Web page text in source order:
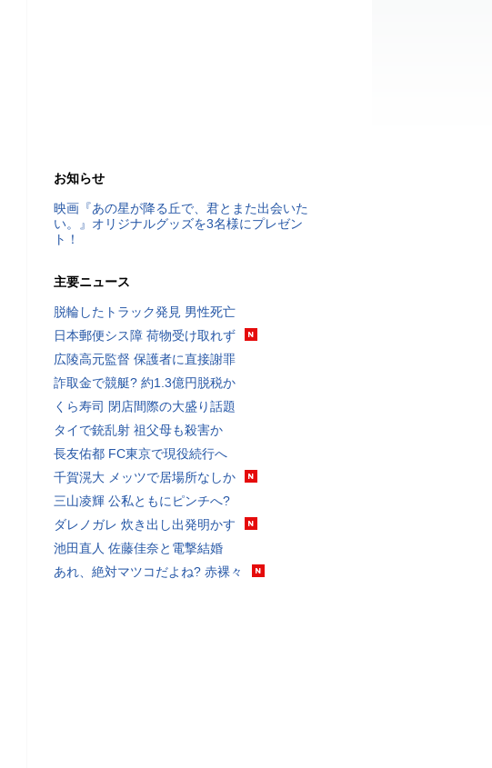
お知らせ
映画『あの星が降る丘で、君とまた出会いた
い。』オリジナルグッズを3名様にプレゼン
ト！
主要ニュース
脱輪したトラック発見 男性死亡
日本郵便シス障 荷物受け取れず
広陵高元監督 保護者に直接謝罪
詐取金で競艇? 約1.3億円脱税か
くら寿司 閉店間際の大盛り話題
タイで銃乱射 祖父母も殺害か
長友佑都 FC東京で現役続行へ
千賀滉大 メッツで居場所なしか
三山凌輝 公私ともにピンチへ?
ダレノガレ 炊き出し出発明かす
池田直人 佐藤佳奈と電撃結婚
あれ、絶対マツコだよね? 赤裸々